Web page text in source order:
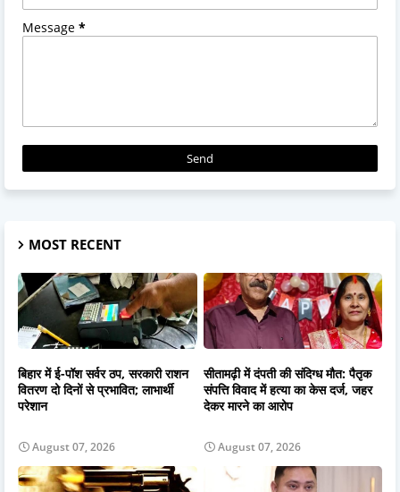
Message *
MOST RECENT
बिहार में ई-पॉश सर्वर ठप, सरकारी राशन
वितरण दो दिनों से प्रभावित; लाभार्थी
परेशान
August 07, 2026
सीतामढ़ी में दंपती की संदिग्ध मौत: पैतृक
संपत्ति विवाद में हत्या का केस दर्ज, जहर
देकर मारने का आरोप
August 07, 2026